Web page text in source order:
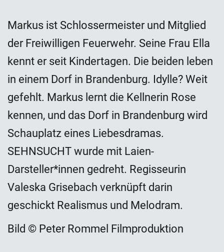
Markus ist Schlossermeister und Mitglied
der Freiwilligen Feuerwehr. Seine Frau Ella
kennt er seit Kindertagen. Die beiden leben
in einem Dorf in Brandenburg. Idylle? Weit
gefehlt. Markus lernt die Kellnerin Rose
kennen, und das Dorf in Brandenburg wird
Schauplatz eines Liebesdramas.
SEHNSUCHT wurde mit Laien-
Darsteller*innen gedreht. Regisseurin
Valeska Grisebach verknüpft darin
geschickt Realismus und Melodram.
Bild © Peter Rommel Filmproduktion